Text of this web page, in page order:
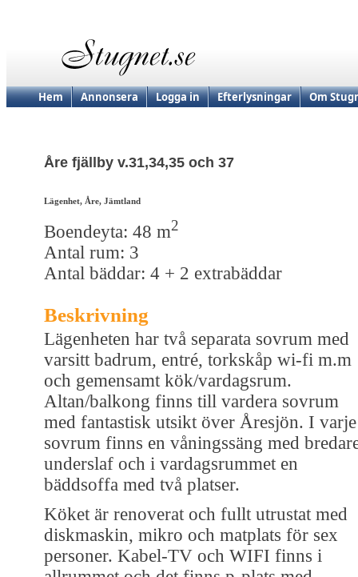
Hem Annonsera Logga in Efterlysningar Om
Åre fjällby v.31,34,35 och 37
Lägenhet, Åre, Jämtland
Boendeyta: 48 m2
Antal rum: 3
Antal bäddar: 4 + 2 extrabäddar
Beskrivning
Lägenheten har två separata sovrum med
varsitt badrum, entré, torkskåp wi-fi m.m
och gemensamt kök/vardagsrum.
Altan/balkong finns till vardera sovrum
med fantastisk utsikt över Åresjön. I varje
sovrum finns en våningssäng med
underslaf och i vardagsrummet en
bäddsoffa med två platser.
Köket är renoverat och fullt utrustat med
diskmaskin, mikro och matplats för sex
personer. Kabel-TV och WIFI finns i